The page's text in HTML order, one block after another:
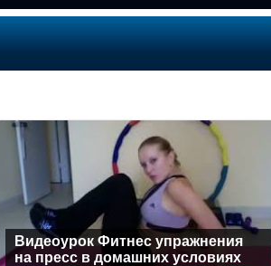
Видеоурок Фитнес упражнения
на пресс в домашних условиях